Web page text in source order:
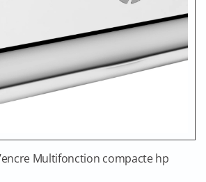
Multifonction compacte hp